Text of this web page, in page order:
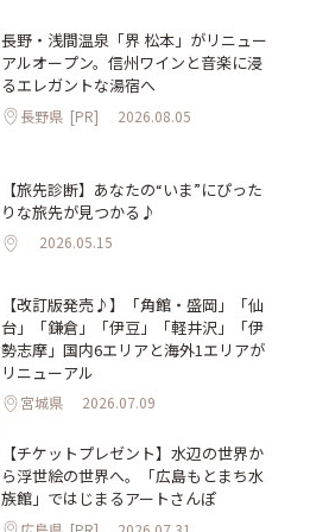
長野・浅間温泉「界 松本」がリニュー
アルオープン。信州ワインと音楽に浸
るエレガントな湯宿へ
長野県 [PR] 2026.08.05
【旅先診断】あなたの“いま”にぴった
りな旅先が見つかる♪
2026.05.15
【改訂版発売♪】「角館・盛岡」「仙
台」「鎌倉」「伊豆」「軽井沢」「伊
勢志摩」国内6エリアと海外1エリアが
リニューアル
宮城県 2026.07.09
【チケットプレゼント】水辺の世界か
ら浮世絵の世界へ。「広島もとまち水
族館」ではじまるアートさんぽ